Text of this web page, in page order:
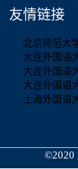
友情链接
北京师范大
大连外国语
大连外国语
大连外国语
上海外国语
©2020